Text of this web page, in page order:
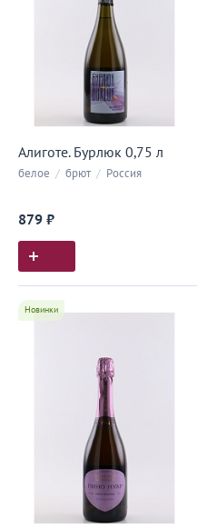
Алиготе. Бурлюк 0,75 л
белое / брют / Россия
879 ₽
Новинки